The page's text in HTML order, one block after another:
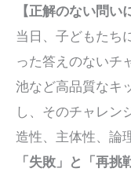
【正解のない問い
当日、子どもたち
った答えのないチ
池など高品質なキ
し、そのチャレン
造性、主体性、論
「失敗」と「再挑